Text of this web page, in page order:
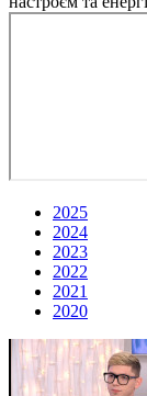
2025
2024
2023
2022
2021
2020